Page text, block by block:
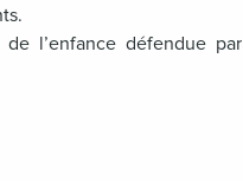
l’enfance défendue par